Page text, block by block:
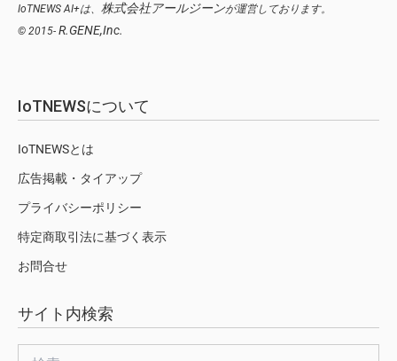
IoTNEWS AI+は、 株式会社アールジーンが運営しております。
© 2015- R.GENE,Inc.
IoTNEWSについて
IoTNEWSとは
広告掲載・タイアップ
プライバシーポリシー
特定商取引法に基づく表示
お問合せ
サイト内検索